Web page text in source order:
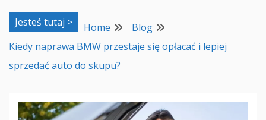
Jesteś tutaj > Home
Blog
Kiedy naprawa BMW przestaje się opłacać i lepiej
sprzedać auto do skupu?